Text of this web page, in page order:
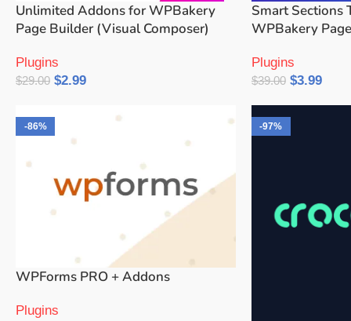
Unlimited Addons for WPBakery
Page Builder (Visual Composer)
Plugins
$29.00 $2.99
Smart Sections
WPBakery
Plugins
$39.00 $3.99
-86%
WPForms PRO + Addons
Plugins
-97%